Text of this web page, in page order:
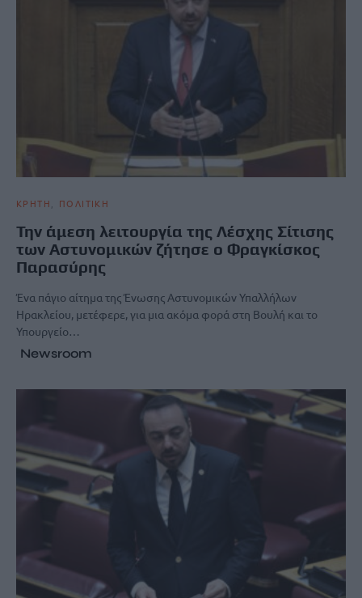
ΚΡΗΤΗ ΠΟΛΙΤΙΚΗ
Την άμεση λειτουργία της Λέσχης Σίτισης
των Αστυνομικών ζήτησε ο Φραγκίσκος
Παρασύρης
Ένα πάγιο αίτημα της Ένωσης Αστυνομικών Υπαλλήλων
Ηρακλείου, μετέφερε, για μια ακόμα φορά στη Βουλή και το
Υπουργείο…
Newsroom